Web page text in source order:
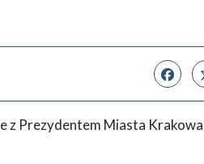
z Prezydentem Miasta Krakowa